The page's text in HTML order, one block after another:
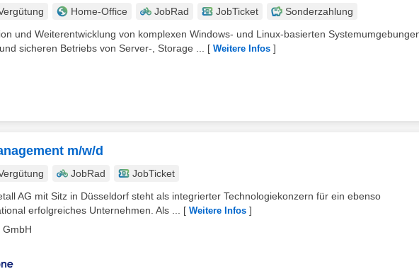
Home-Office JobRad JobTicket
Sonderzahlung
und Weiterentwicklung von komplexen Windows- und Linux-basierten
sicheren Betriebs von Server-, Storage ...
[ Weitere Infos ]
m/w/d
JobRad
JobTicket
AG mit Sitz in Düsseldorf steht als integrierter Technologiekonzern für ein ebenso
erfolgreiches Unternehmen. Als ...
[ Weitere Infos ]
GmbH